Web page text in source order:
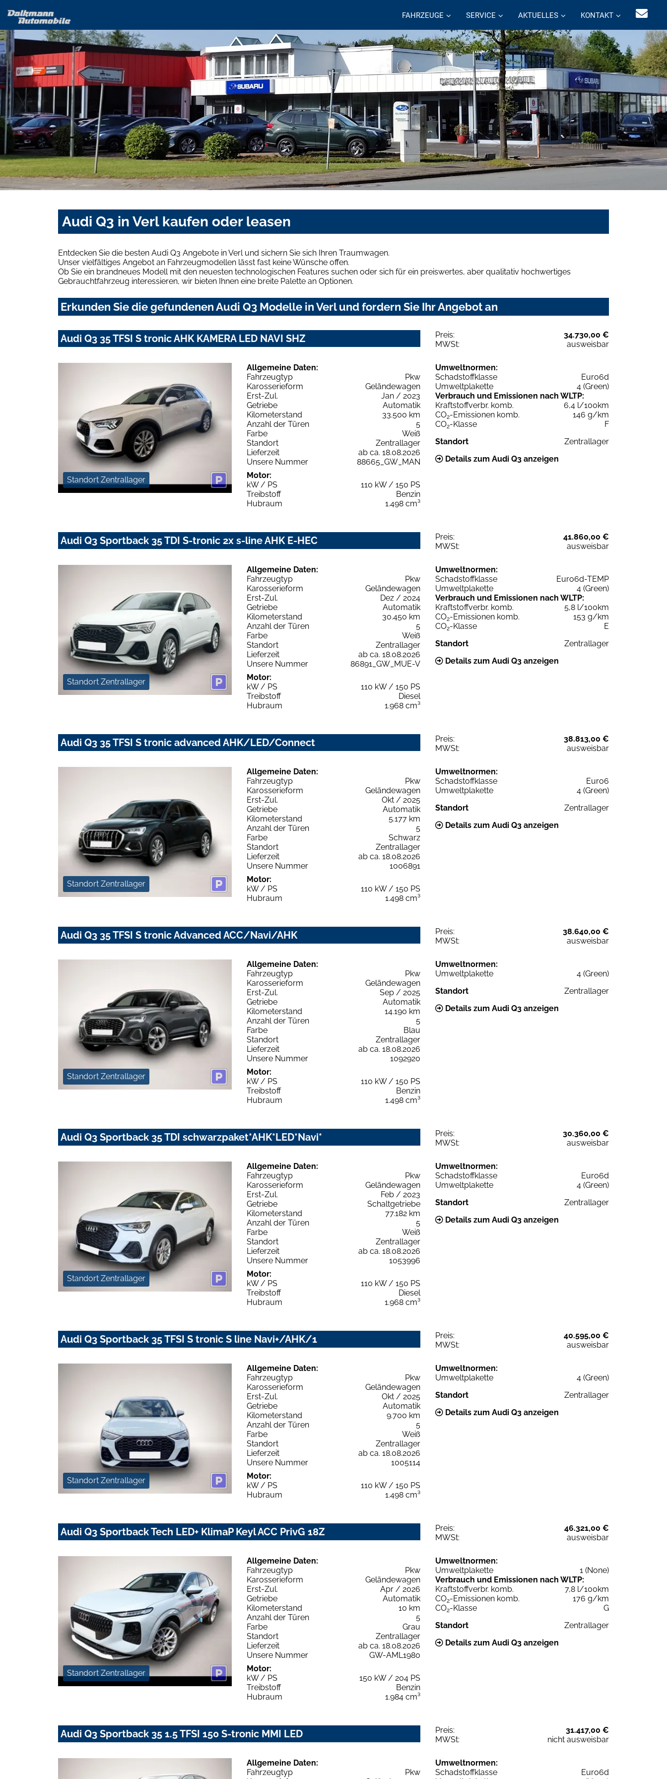
FAHRZEUGE SERVICE AKTUELLES KONTAKT
Audi Q3 in Verl kaufen oder leasen
Entdecken Sie die besten Audi Q3 Angebote in Verl und sichern Sie sich Ihren Traumwagen.
Unser vielfältiges Angebot an Fahrzeugmodellen lässt fast keine Wünsche offen.
Ob Sie ein brandneues Modell mit den neuesten technologischen Features suchen oder sich für ein preiswertes, aber qualitativ hochwertiges
Gebrauchtfahrzeug interessieren, wir bieten Ihnen eine breite Palette an Optionen.
Erkunden Sie die gefundenen Audi Q3 Modelle in Verl und fordern Sie Ihr Angebot an
Audi Q3 35 TFSI S tronic AHK KAMERA LED NAVI SHZ Preis:
34.730,00 €
MWSt:
ausweisbar
Standort Zentrallager
Allgemeine Daten:
Fahrzeugtyp
Pkw
Karosserieform
Geländewagen
Erst-Zul.
Jan / 2023
Getriebe
Automatik
Kilometerstand
33.500 km
Anzahl der Türen
5
Farbe
Weiß
Standort
Zentrallager
Lieferzeit
ab ca. 18.08.2026
Unsere Nummer
88665_GW_MAN
Motor:
kW / PS
110 kW / 150 PS
Treibstoff
Benzin
Hubraum
1.498 cm³
Umweltnormen:
Schadstoffklasse
Euro6d
Umweltplakette
4 (Green)
Verbrauch und Emissionen nach WLTP:
Kraftstoffverbr. komb.
6,4 l/100km
CO2-Emissionen komb.
146 g/km
CO2-Klasse
F
Standort
Zentrallager
Details zum Audi Q3 anzeigen
Audi Q3 Sportback 35 TDI S-tronic 2x s-line AHK E-HEC Preis:
41.860,00 €
MWSt:
ausweisbar
Standort Zentrallager
Allgemeine Daten:
Fahrzeugtyp
Pkw
Karosserieform
Geländewagen
Erst-Zul.
Dez / 2024
Getriebe
Automatik
Kilometerstand
30.450 km
Anzahl der Türen
5
Farbe
Weiß
Standort
Zentrallager
Lieferzeit
ab ca. 18.08.2026
Unsere Nummer
86891_GW_MUE-V
Motor:
kW / PS
110 kW / 150 PS
Treibstoff
Diesel
Hubraum
1.968 cm³
Umweltnormen:
Schadstoffklasse
Euro6d-TEMP
Umweltplakette
4 (Green)
Verbrauch und Emissionen nach WLTP:
Kraftstoffverbr. komb.
5,8 l/100km
CO2-Emissionen komb.
153 g/km
CO2-Klasse
E
Standort
Zentrallager
Details zum Audi Q3 anzeigen
Audi Q3 35 TFSI S tronic advanced AHK/LED/Connect Preis:
38.813,00 €
MWSt:
ausweisbar
Standort Zentrallager
Allgemeine Daten:
Fahrzeugtyp
Pkw
Karosserieform
Geländewagen
Erst-Zul.
Okt / 2025
Getriebe
Automatik
Kilometerstand
5.177 km
Anzahl der Türen
5
Farbe
Schwarz
Standort
Zentrallager
Lieferzeit
ab ca. 18.08.2026
Unsere Nummer
1006891
Motor:
kW / PS
110 kW / 150 PS
Hubraum
1.498 cm³
Umweltnormen:
Schadstoffklasse
Euro6
Umweltplakette
4 (Green)
Standort
Zentrallager
Details zum Audi Q3 anzeigen
Audi Q3 35 TFSI S tronic Advanced ACC/Navi/AHK Preis:
38.640,00 €
MWSt:
ausweisbar
Standort Zentrallager
Allgemeine Daten:
Fahrzeugtyp
Pkw
Karosserieform
Geländewagen
Erst-Zul.
Sep / 2025
Getriebe
Automatik
Kilometerstand
14.190 km
Anzahl der Türen
5
Farbe
Blau
Standort
Zentrallager
Lieferzeit
ab ca. 18.08.2026
Unsere Nummer
1092920
Motor:
kW / PS
110 kW / 150 PS
Treibstoff
Benzin
Hubraum
1.498 cm³
Umweltnormen:
Umweltplakette
4 (Green)
Standort
Zentrallager
Details zum Audi Q3 anzeigen
Audi Q3 Sportback 35 TDI schwarzpaket*AHK*LED*Navi* Preis:
30.360,00 €
MWSt:
ausweisbar
Standort Zentrallager
Allgemeine Daten:
Fahrzeugtyp
Pkw
Karosserieform
Geländewagen
Erst-Zul.
Feb / 2023
Getriebe
Schaltgetriebe
Kilometerstand
77.182 km
Anzahl der Türen
5
Farbe
Weiß
Standort
Zentrallager
Lieferzeit
ab ca. 18.08.2026
Unsere Nummer
1053996
Motor:
kW / PS
110 kW / 150 PS
Treibstoff
Diesel
Hubraum
1.968 cm³
Umweltnormen:
Schadstoffklasse
Euro6d
Umweltplakette
4 (Green)
Standort
Zentrallager
Details zum Audi Q3 anzeigen
Audi Q3 Sportback 35 TFSI S tronic S line Navi+/AHK/1 Preis:
40.595,00 €
MWSt:
ausweisbar
Standort Zentrallager
Allgemeine Daten:
Fahrzeugtyp
Pkw
Karosserieform
Geländewagen
Erst-Zul.
Okt / 2025
Getriebe
Automatik
Kilometerstand
9.700 km
Anzahl der Türen
5
Farbe
Weiß
Standort
Zentrallager
Lieferzeit
ab ca. 18.08.2026
Unsere Nummer
1005114
Motor:
kW / PS
110 kW / 150 PS
Hubraum
1.498 cm³
Umweltnormen:
Umweltplakette
4 (Green)
Standort
Zentrallager
Details zum Audi Q3 anzeigen
Audi Q3 Sportback Tech LED+ KlimaP Keyl ACC PrivG 18Z Preis:
46.321,00 €
MWSt:
ausweisbar
Standort Zentrallager
Allgemeine Daten:
Fahrzeugtyp
Pkw
Karosserieform
Geländewagen
Erst-Zul.
Apr / 2026
Getriebe
Automatik
Kilometerstand
10 km
Anzahl der Türen
5
Farbe
Grau
Standort
Zentrallager
Lieferzeit
ab ca. 18.08.2026
Unsere Nummer
GW-AML1980
Motor:
kW / PS
150 kW / 204 PS
Treibstoff
Benzin
Hubraum
1.984 cm³
Umweltnormen:
Umweltplakette
1 (None)
Verbrauch und Emissionen nach WLTP:
Kraftstoffverbr. komb.
7,8 l/100km
CO2-Emissionen komb.
176 g/km
CO2-Klasse
G
Standort
Zentrallager
Details zum Audi Q3 anzeigen
Audi Q3 Sportback 35 1.5 TFSI 150 S-tronic MMI LED Preis:
31.417,00 €
MWSt:
nicht ausweisbar
Allgemeine Daten:
Fahrzeugtyp
Pkw
Umweltnormen:
Schadstoffklasse
Euro6d